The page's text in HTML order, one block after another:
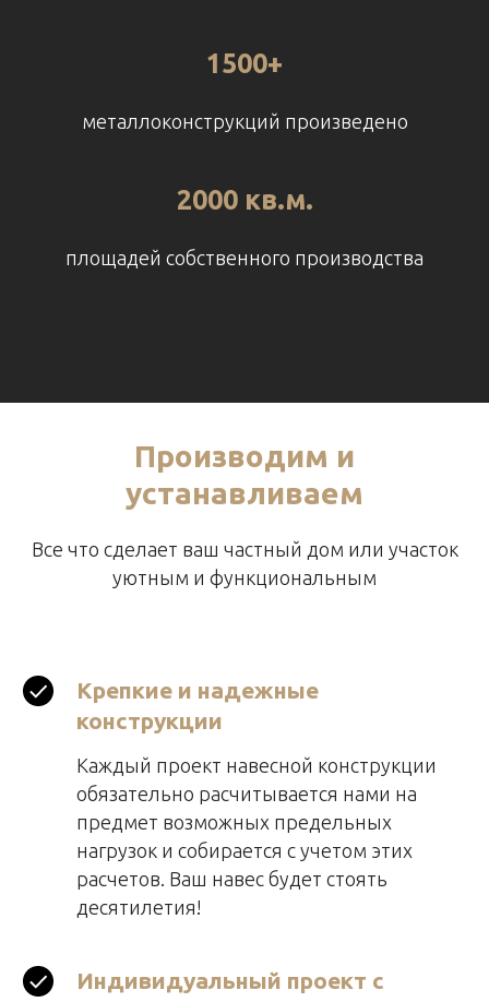
1500+
металлоконструкций произведено
2000 кв.м.
площадей собственного производства
Производим и
устанавливаем
Все что сделает ваш частный дом или участок
уютным и функциональным
Крепкие и надежные
конструкции
Каждый проект навесной конструкции
обязательно расчитывается нами на
предмет возможных предельных
нагрузок и собирается с учетом этих
расчетов. Ваш навес будет стоять
десятилетия!
Индивидуальный проект с